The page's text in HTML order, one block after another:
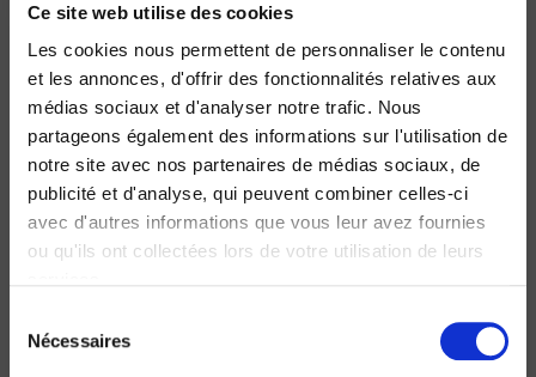
Ce site web utilise des cookies
Les cookies nous permettent de personnaliser le contenu
et les annonces, d'offrir des fonctionnalités relatives aux
médias sociaux et d'analyser notre trafic. Nous
partageons également des informations sur l'utilisation de
notre site avec nos partenaires de médias sociaux, de
publicité et d'analyse, qui peuvent combiner celles-ci
avec d'autres informations que vous leur avez fournies
ou qu'ils ont collectées lors de votre utilisation de leurs
Nécessaires
Martin Deleixhe, Florence Delmotte